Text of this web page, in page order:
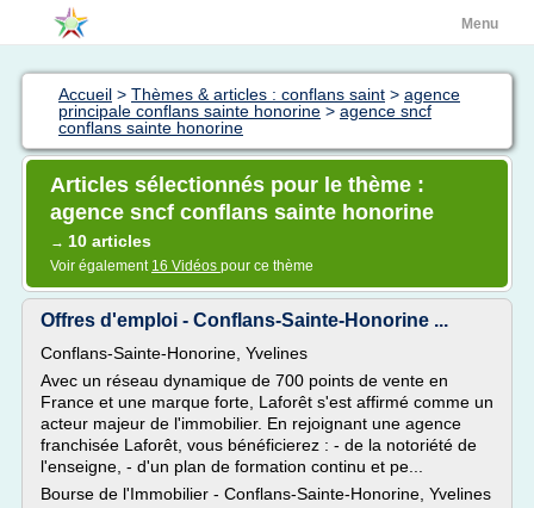
Menu
Accueil > Thèmes & articles : conflans saint > agence
principale conflans sainte honorine > agence sncf
conflans sainte honorine
Articles sélectionnés pour le thème :
agence sncf conflans sainte honorine
→ 10 articles
Voir également 16 Vidéos pour ce thème
Offres d'emploi - Conflans-Sainte-Honorine ...
Conflans-Sainte-Honorine, Yvelines
Avec un réseau dynamique de 700 points de vente en
France et une marque forte, Laforêt s'est affirmé comme un
acteur majeur de l'immobilier. En rejoignant une agence
franchisée Laforêt, vous bénéficierez : - de la notoriété de
l'enseigne, - d'un plan de formation continu et pe...
Bourse de l'Immobilier - Conflans-Sainte-Honorine, Yvelines